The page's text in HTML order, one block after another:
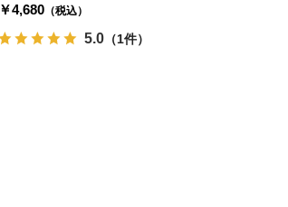
￥4,680 （税込）
5.0 （1件）